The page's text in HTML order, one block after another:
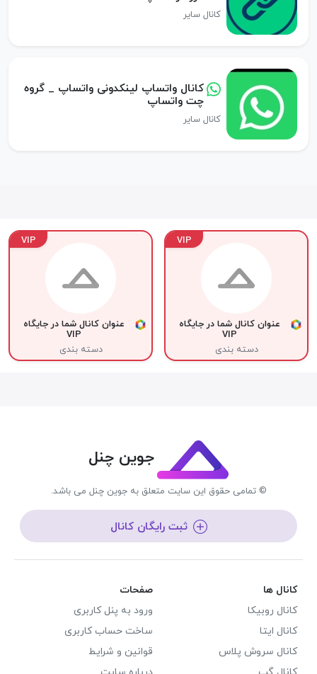
کانال سایر
کانال واتساپ لینکدونی واتساپ _ گروه
چت واتساپ
کانال سایر
VIP
عنوان کانال شما در جایگاه
VIP
دسته بندی
VIP
عنوان کانال شما در جایگاه
VIP
دسته بندی
جوین چنل
© تمامی حقوق این سایت متعلق به جوین چنل می باشد.
ثبت رایگان کانال
کانال ها
کانال روبیکا
کانال ایتا
کانال سروش پلاس
صفحات
ورود به پنل کاربری
ساخت حساب کاربری
قوانین و شرایط